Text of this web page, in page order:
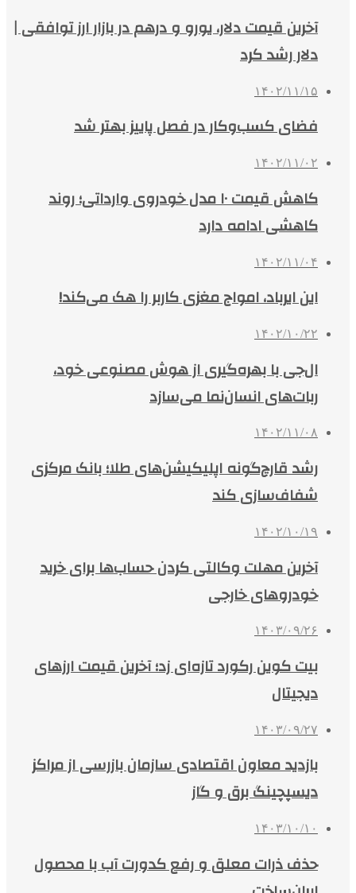
آخرین قیمت دلار، یورو و درهم در بازار ارز توافقی |
دلار رشد کرد
۱۴۰۲/۱۱/۱۵
فضای کسب‌وکار در فصل پاییز بهتر شد
۱۴۰۲/۱۱/۰۲
کاهش قیمت ۱۰ مدل خودروی وارداتی؛ روند
کاهشی ادامه دارد
۱۴۰۲/۱۱/۰۴
این ایرباد، امواج مغزی کاربر را هک می‌کند!
۱۴۰۲/۱۰/۲۲
ال‌جی با بهره‌گیری از هوش مصنوعی خود،
ربات‌های انسان‌نما می‌سازد
۱۴۰۲/۱۱/۰۸
رشد قارچ‌گونه اپلیکیشن‌های طلا؛ بانک مرکزی
شفاف‌سازی کند
۱۴۰۲/۱۰/۱۹
آخرین مهلت وکالتی کردن حساب‌ها برای خرید
خودروهای خارجی
۱۴۰۳/۰۹/۲۶
بیت کوین رکورد تازه‌ای زد؛ آخرین قیمت ارزهای
دیجیتال
۱۴۰۳/۰۹/۲۷
بازدید معاون اقتصادی سازمان بازرسی از مراکز
دیسپچینگ برق و گاز
۱۴۰۳/۱۰/۱۰
حذف ذرات معلق و رفع کدورت آب با محصول